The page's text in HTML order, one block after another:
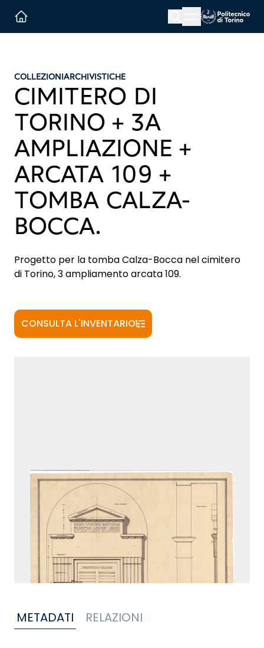
Menu button
COLLEZIONIARCHIVISTICHE
CIMITERO DI
TORINO + 3A
AMPLIAZIONE +
ARCATA 109 +
TOMBA CALZA-
BOCCA.
Progetto per la tomba Calza-Bocca nel cimitero
di Torino, 3 ampliamento arcata 109.
CONSULTA L'INVENTARIO
METADATI RELAZIONI